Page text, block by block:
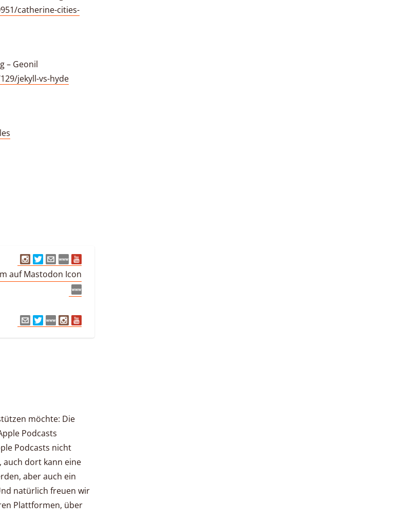
catherine-cities-
– Geonil
jekyll-vs-hyde
möchte: Die
Podcasts
Podcasts nicht
auch dort kann eine
aber auch ein
natürlich freuen wir
Plattformen, über